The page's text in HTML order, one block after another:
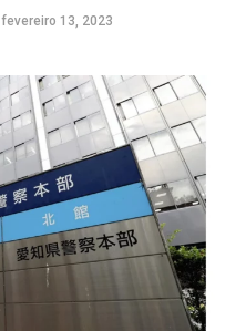
fevereiro 13, 2023